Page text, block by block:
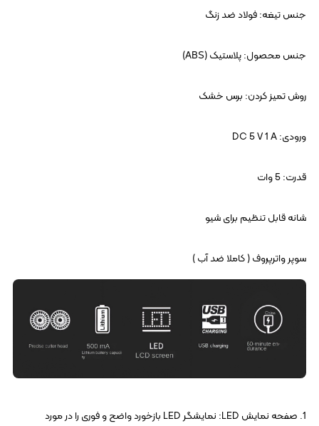
جنس تیغه: فولاد ضد زنگ
جنس محصول: پلاستیک (ABS)
روش تمیز کردن: برس خشک
ورودی: DC 5 V 1 A
قدرت: 5 وات
شانه قابل تنظیم برای شیو
سوپر واترپروف ( کاملا ضد آب )
1. صفحه نمایش LED: نمایشگر LED بازخورد واضح و فوری را در مورد